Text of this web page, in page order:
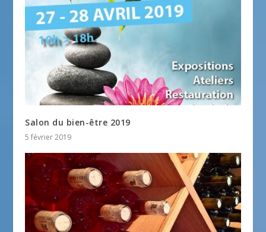
Salon du bien-être 2019
5 février 2019